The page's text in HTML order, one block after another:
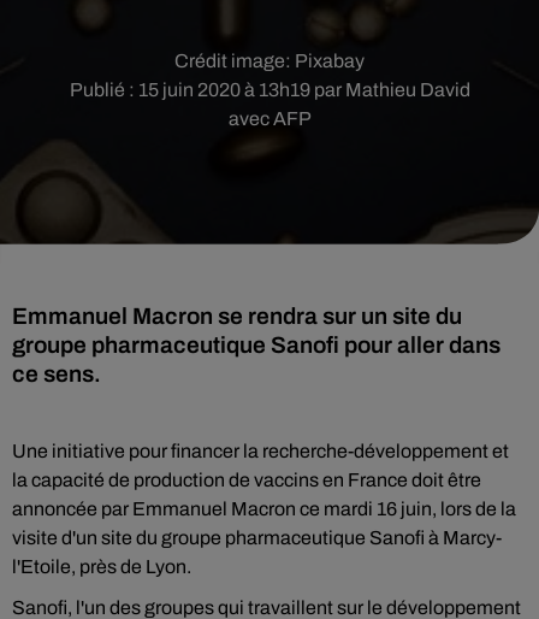
Publié : 15 juin 2020 à 13h19 par Mathieu David
avec AFP
Crédit image: Pixabay
Emmanuel Macron se rendra sur un site du
groupe pharmaceutique Sanofi pour aller dans
ce sens.
Une initiative pour financer la recherche-développement et
la capacité de production de vaccins en France doit être
annoncée par Emmanuel Macron ce mardi 16 juin, lors de la
visite d'un site du groupe pharmaceutique Sanofi à Marcy-
l'Etoile, près de Lyon.
Sanofi, l'un des groupes qui travaillent sur le développement